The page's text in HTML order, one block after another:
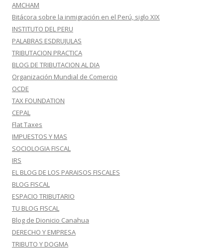
AMCHAM
Bitácora sobre la inmigración en el Perú, siglo XIX
INSTITUTO DEL PERU
PALABRAS ESDRUJULAS
TRIBUTACION PRACTICA
BLOG DE TRIBUTACION AL DIA
Organización Mundial de Comercio
OCDE
TAX FOUNDATION
CEPAL
Flat Taxes
IMPUESTOS Y MAS
SOCIOLOGIA FISCAL
IRS
EL BLOG DE LOS PARAISOS FISCALES
BLOG FISCAL
ESPACIO TRIBUTARIO
TU BLOG FISCAL
Blog de Dionicio Canahua
DERECHO Y EMPRESA
TRIBUTO Y DOGMA